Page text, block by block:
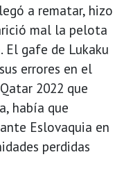
a rematar, hizo
mal la pelota
El gafe de Lukaku
errores en el
2022 que
había que
Eslovaquia en
perdidas